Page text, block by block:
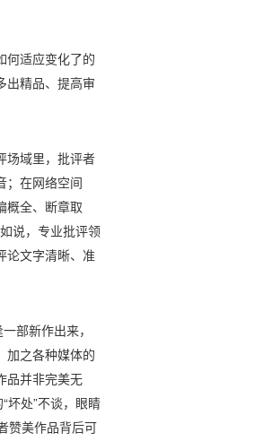
何适应变化了的
出精品、提高审
场域里，批评者
；在网络空间
概全、断章取
说，专业批评领
论文字清晰、准
部新作出来，
加之各种媒体的
品并非完美无
坏处”不谈，眼睛
赞美作品背后可